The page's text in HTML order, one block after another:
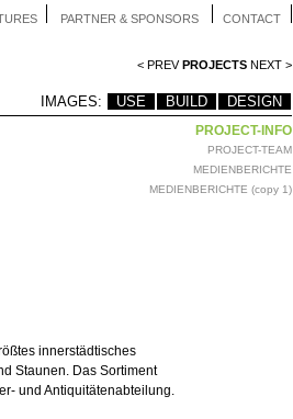
PARTNER & SPONSORS CONTACT
< PREVPROJECTS NEXT >
IMAGES: USE BUILD DESIGN
PROJECT-INFO
PROJECT-TEAM
MEDIENBERICHTE
MEDIENBERICHTE (copy 1)
innerstädtisches
Staunen. Das Sortiment
und Antiquitätenabteilung.